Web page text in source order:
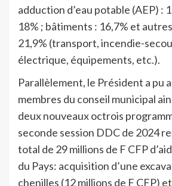
adduction d’eau potable (AEP) :
18% ; bâtiments : 16,7% et
21,9% (transport, incendie-
électrique, équipements, etc.).
Parallèlement, le Président a pu
membres du conseil municipal
deux nouveaux octrois
seconde session DDC de 2024
total de 29 millions de F CFP
du Pays: acquisition d’une
chenilles (12 millions de F CFP)